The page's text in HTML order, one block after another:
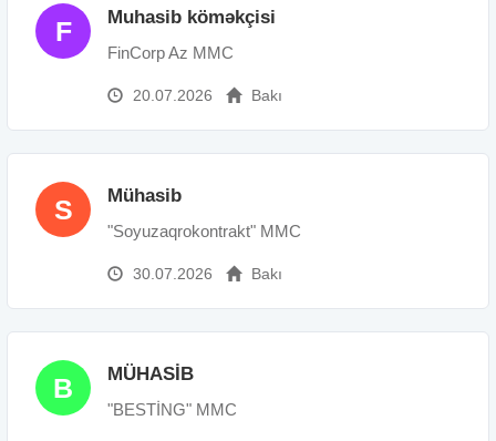
F Muhasib köməkçisi
FinCorp Az MMC
20.07.2026 Bakı
S Mühasib
"Soyuzaqrokontrakt" MMC
30.07.2026 Bakı
B MÜHASİB
"BESTİNG" MMC